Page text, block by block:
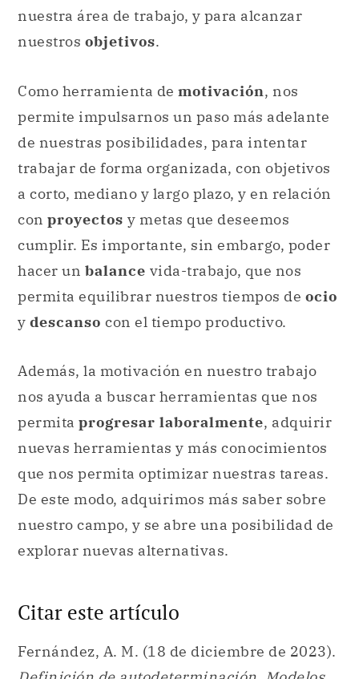
permite impulsarnos un paso más adelante
de nuestras posibilidades, para intentar
a corto, mediano y largo plazo, y en relación
conproyectosy metas que deseemos
cumplir. Es importante, sin embargo, poder
hacer unbalancevida-trabajo, que nos
permita equilibrar nuestros tiempos deocio
ydescansocon el tiempo productivo.
Además, la motivación en nuestro trabajo
nos ayuda a buscar herramientas que nos
permitaprogresar laboralmente, adquirir
que nos permita optimizar nuestras tareas.
De este modo, adquirimos más saber sobre
nuestro campo, y se abre una posibilidad de
explorar nuevas alternativas.
Citar este artículo
Fernández, A. M. (18 de diciembre de 2023).
rasgos y usos. Definicion.com.